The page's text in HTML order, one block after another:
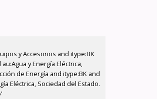
y Accesorios and itype:BK
y Energía Eléctrica,
de Energía and itype:BK and
Eléctrica, Sociedad del Estado.